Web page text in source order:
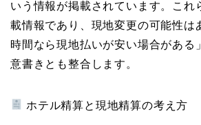
いう情報が掲載されています。これ
載情報であり、現地変更の可能性は
時間なら現地払いが安い場合がある
意書きとも整合します。
ホテル精算と現地精算の考え方